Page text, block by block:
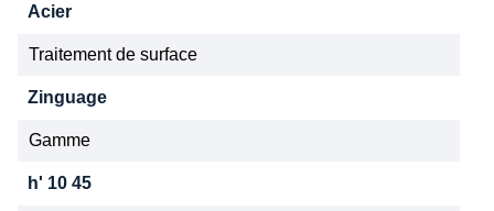
Acier
Traitement de surface
Zinguage
Gamme
h' 10 45